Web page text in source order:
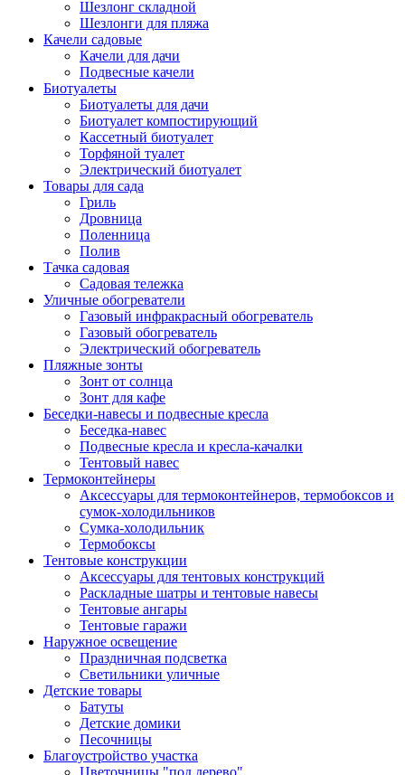
Шезлонг складной
Шезлонги для пляжа
Качели садовые
Качели для дачи
Подвесные качели
Биотуалеты
Биотуалеты для дачи
Биотуалет компостирующий
Кассетный биотуалет
Торфяной туалет
Электрический биотуалет
Товары для сада
Гриль
Дровница
Поленница
Полив
Тачка садовая
Садовая тележка
Уличные обогреватели
Газовый инфракрасный обогреватель
Газовый обогреватель
Электрический обогреватель
Пляжные зонты
Зонт от солнца
Зонт для кафе
Беседки-навесы и подвесные кресла
Беседка-навес
Подвесные кресла и кресла-качалки
Тентовый навес
Термоконтейнеры
Аксессуары для термоконтейнеров, термобоксов и
сумок-холодильников
Сумка-холодильник
Термобоксы
Тентовые конструкции
Аксессуары для тентовых конструкций
Раскладные шатры и тентовые навесы
Тентовые ангары
Тентовые гаражи
Наружное освещение
Праздничная подсветка
Светильники уличные
Детские товары
Батуты
Детские домики
Песочницы
Благоустройство участка
Цветочницы "под дерево"